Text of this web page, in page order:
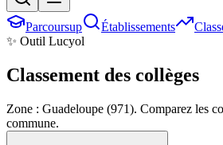
Parcoursup Établissements
✨ Outil Lucyol
Classement des collèges
Zone : Guadeloupe (971). Comparez les
commune.